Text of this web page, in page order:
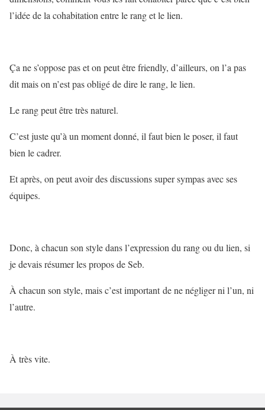
l’idée de la cohabitation entre le rang et le lien.
Ça ne s’oppose pas et on peut être friendly, d’ailleurs, on l’a pas
dit mais on n’est pas obligé de dire le rang, le lien.
Le rang peut être très naturel.
C’est juste qu’à un moment donné, il faut bien le poser, il faut
bien le cadrer.
Et après, on peut avoir des discussions super sympas avec ses
équipes.
Donc, à chacun son style dans l’expression du rang ou du lien, si
je devais résumer les propos de Seb.
À chacun son style, mais c’est importantde ne négliger ni l’un, ni
l’autre.
À très vite.